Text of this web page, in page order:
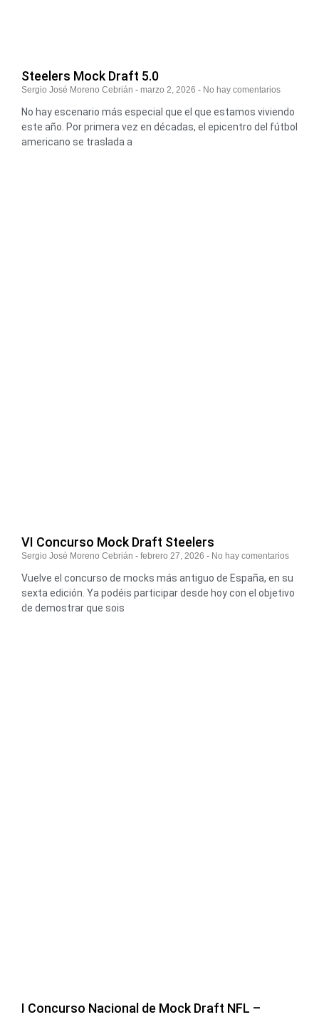
Steelers Mock Draft 5.0
Sergio José Moreno Cebrián marzo 2, 2026 No hay comentarios
No hay escenario más especial que el que estamos viviendo
este año. Por primera vez en décadas, el epicentro del fútbol
americano se traslada a
VI Concurso Mock Draft Steelers
Sergio José Moreno Cebrián febrero 27, 2026 No hay comentarios
Vuelve el concurso de mocks más antiguo de España, en su
sexta edición. Ya podéis participar desde hoy con el objetivo
de demostrar que sois
I Concurso Nacional de Mock Draft NFL –